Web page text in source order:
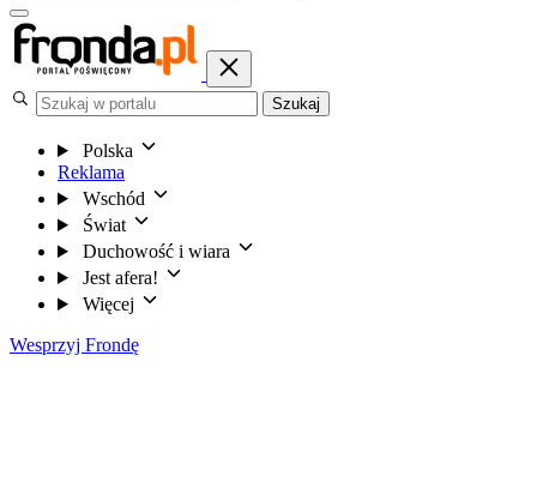
Szukaj
Polska
Reklama
Wschód
Świat
Duchowość i wiara
Jest afera!
Więcej
Wesprzyj Frondę